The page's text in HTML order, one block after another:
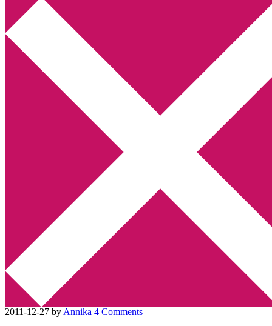
Annikas litteratur- och kulturblogg
Deckare, kriminalromaner, thrillers
Hem
Boktolva
Författarfemman
Kontakt
Webbshop Amazon
Utskriftscentralen
Min tv-blogg
You are here:Home Anna Bovaller
Recension:
Äppelkyrkogården av Anna Bovaller
Recension: Äppelkyrkogården
av Anna Bovaller
2011-12-27 by Annika 4 Comments